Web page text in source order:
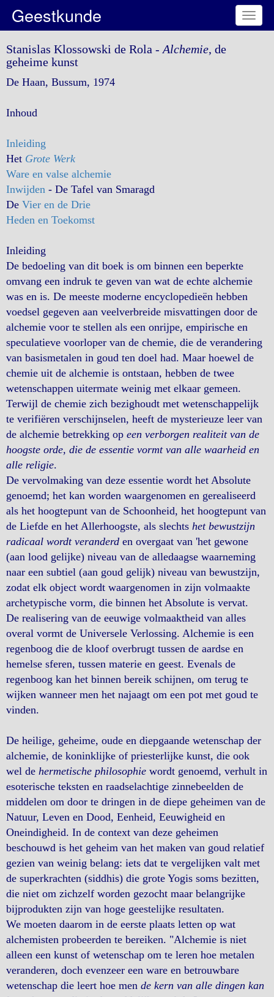
Toggle
Geestkunde
Stanislas Klossowski de Rola - Alchemie, de
geheime kunst
De Haan, Bussum, 1974
Inhoud
Inleiding
Het Grote Werk
Ware en valse alchemie
Inwijden - De Tafel van Smaragd
De Vier en de Drie
Heden en Toekomst
Inleiding
De bedoeling van dit boek is om binnen een beperkte
omvang een indruk te geven van wat de echte alchemie
was en is. De meeste moderne encyclopedieën hebben
voedsel gegeven aan veelverbreide misvattingen door de
alchemie voor te stellen als een onrijpe, empirische en
speculatieve voorloper van de chemie, die de verandering
van basismetalen in goud ten doel had. Maar hoewel de
chemie uit de alchemie is ontstaan, hebben de twee
wetenschappen uitermate weinig met elkaar gemeen.
Terwijl de chemie zich bezighoudt met wetenschappelijk
te verifiëren verschijnselen, heeft de mysterieuze leer van
de alchemie betrekking op een verborgen realiteit van de
hoogste orde, die de essentie vormt van alle waarheid en
alle religie.
De vervolmaking van deze essentie wordt het Absolute
genoemd; het kan worden waargenomen en gerealiseerd
als het hoogtepunt van de Schoonheid, het hoogtepunt van
de Liefde en het Allerhoogste, als slechts het bewustzijn
radicaal wordt veranderd en overgaat van 'het gewone
(aan lood gelijke) niveau van de alledaagse waarneming
naar een subtiel (aan goud gelijk) niveau van bewustzijn,
zodat elk object wordt waargenomen in zijn volmaakte
archetypische vorm, die binnen het Absolute is vervat.
De realisering van de eeuwige volmaaktheid van alles
overal vormt de Universele Verlossing. Alchemie is een
regenboog die de kloof overbrugt tussen de aardse en
hemelse sferen, tussen materie en geest. Evenals de
regenboog kan het binnen bereik schijnen, om terug te
wijken wanneer men het najaagt om een pot met goud te
vinden.
De heilige, geheime, oude en diepgaande wetenschap der
alchemie, de koninklijke of priesterlijke kunst, die ook
wel de hermetische philosophie wordt genoemd, verhult in
esoterische teksten en raadselachtige zinnebeelden de
middelen om door te dringen in de diepe geheimen van de
Natuur, Leven en Dood, Eenheid, Eeuwigheid en
Oneindigheid. In de context van deze geheimen
beschouwd is het geheim van het maken van goud relatief
gezien van weinig belang: iets dat te vergelijken valt met
de superkrachten (siddhis) die grote Yogis soms bezitten,
die niet om zichzelf worden gezocht maar belangrijke
bijprodukten zijn van hoge geestelijke resultaten.
We moeten daarom in de eerste plaats letten op wat
alchemisten probeerden te bereiken. "Alchemie is niet
alleen een kunst of wetenschap om te leren hoe metalen
veranderen, doch evenzeer een ware en betrouwbare
wetenschap die leert hoe men de kern van alle dingen kan